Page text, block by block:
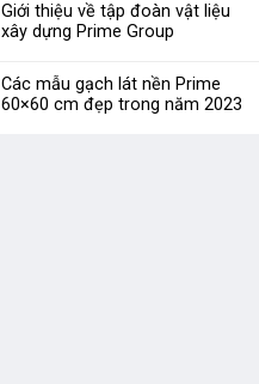
Giới thiệu về tập đoàn vật liệu
xây dựng Prime Group
Các mẫu gạch lát nền Prime
60×60 cm đẹp trong năm 2023